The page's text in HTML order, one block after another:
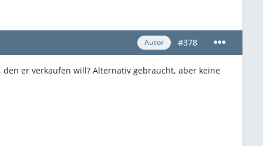
Autor #378
er verkaufen will? Alternativ gebraucht, aber keine